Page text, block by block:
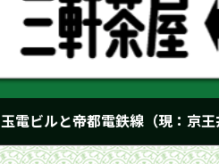
玉電ビルと帝都電鉄線（現：京
1939年9月20日